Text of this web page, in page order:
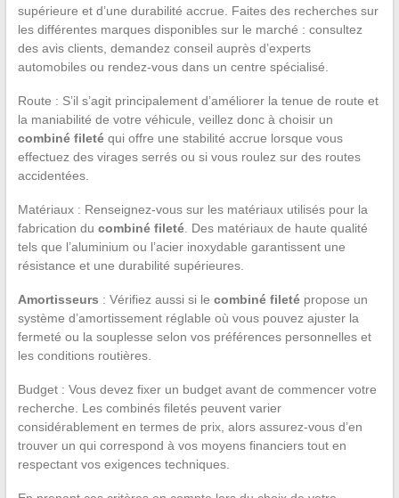
supérieure et d’une durabilité accrue. Faites des recherches sur
les différentes marques disponibles sur le marché : consultez
des avis clients, demandez conseil auprès d’experts
automobiles ou rendez-vous dans un centre spécialisé.
Route : S’il s’agit principalement d’améliorer la tenue de route et
la maniabilité de votre véhicule, veillez donc à choisir un
combiné filetéqui offre une stabilité accrue lorsque vous
effectuez des virages serrés ou si vous roulez sur des routes
accidentées.
Matériaux : Renseignez-vous sur les matériaux utilisés pour la
fabrication du combiné fileté. Des matériaux de haute qualité
tels que l’aluminium ou l’acier inoxydable garantissent une
résistance et une durabilité supérieures.
Amortisseurs : Vérifiez aussi si le combiné filetépropose un
système d’amortissement réglable où vous pouvez ajuster la
fermeté ou la souplesse selon vos préférences personnelles et
les conditions routières.
Budget : Vous devez fixer un budget avant de commencer votre
recherche. Les combinés filetés peuvent varier
considérablement en termes de prix, alors assurez-vous d’en
trouver un qui correspond à vos moyens financiers tout en
respectant vos exigences techniques.